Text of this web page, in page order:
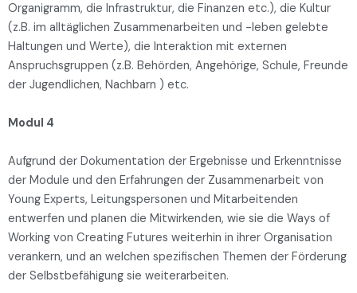
Organigramm, die Infrastruktur, die Finanzen etc.), die Kultur
(z.B. im alltäglichen Zusammenarbeiten und -leben gelebte
Haltungen und Werte), die Interaktion mit externen
Anspruchsgruppen (z.B. Behörden, Angehörige, Schule, Freunde
der Jugendlichen, Nachbarn ) etc.
Modul 4
Aufgrund der Dokumentation der Ergebnisse und Erkenntnisse
der Module und den Erfahrungen der Zusammenarbeit von
Young Experts, Leitungspersonen und Mitarbeitenden
entwerfen und planen die Mitwirkenden, wie sie die Ways of
Working von Creating Futures weiterhin in ihrer Organisation
verankern, und an welchen spezifischen Themen der Förderung
der Selbstbefähigung sie weiterarbeiten.